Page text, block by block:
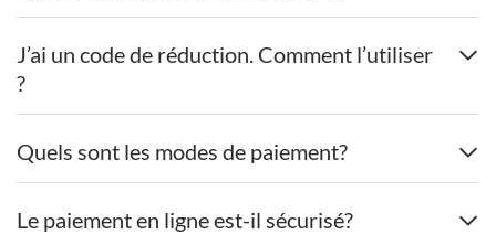
J’ai un code de réduction. Comment l’utiliser
?
Quels sont les modes de paiement?
Le paiement en ligne est-il sécurisé?